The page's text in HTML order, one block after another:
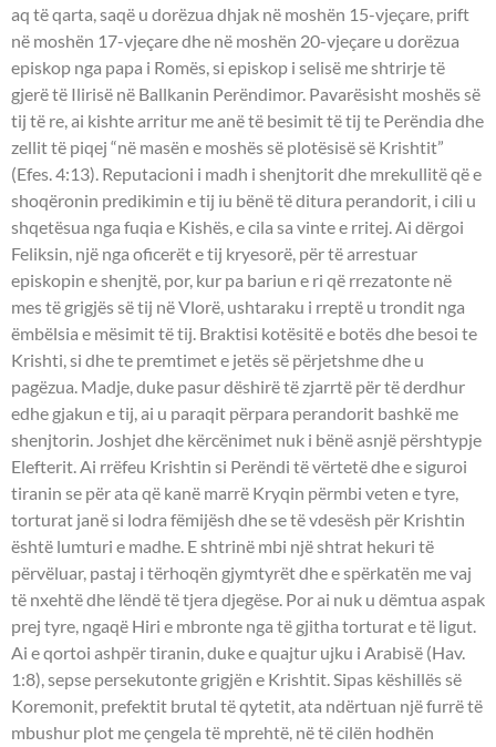
aq të qarta, saqë u dorëzua dhjak në moshën 15-vjeçare, prift
në moshën 17-vjeçare dhe në moshën 20-vjeçare u dorëzua
episkop nga papa i Romës, si episkop i selisë me shtrirje të
gjerë të Ilirisë në Ballkanin Perëndimor. Pavarësisht moshës së
tij të re, ai kishte arritur me anë të besimit të tij te Perëndia dhe
zellit të piqej “në masën e moshës së plotësisë së Krishtit”
(Efes. 4:13). Reputacioni i madh i shenjtorit dhe mrekullitë që e
shoqëronin predikimin e tij iu bënë të ditura perandorit, i cili u
shqetësua nga fuqia e Kishës, e cila sa vinte e rritej. Ai dërgoi
Feliksin, një nga oficerët e tij kryesorë, për të arrestuar
episkopin e shenjtë, por, kur pa bariun e ri që rrezatonte në
mes të grigjës së tij në Vlorë, ushtaraku i rreptë u trondit nga
ëmbëlsia e mësimit të tij. Braktisi kotësitë e botës dhe besoi te
Krishti, si dhe te premtimet e jetës së përjetshme dhe u
pagëzua. Madje, duke pasur dëshirë të zjarrtë për të derdhur
edhe gjakun e tij, ai u paraqit përpara perandorit bashkë me
shenjtorin. Joshjet dhe kërcënimet nuk i bënë asnjë përshtypje
Elefterit. Ai rrëfeu Krishtin si Perëndi të vërtetë dhe e siguroi
tiranin se për ata që kanë marrë Kryqin përmbi veten e tyre,
torturat janë si lodra fëmijësh dhe se të vdesësh për Krishtin
është lumturi e madhe. E shtrinë mbi një shtrat hekuri të
përvëluar, pastaj i tërhoqën gjymtyrët dhe e spërkatën me vaj
të nxehtë dhe lëndë të tjera djegëse. Por ai nuk u dëmtua aspak
prej tyre, ngaqë Hiri e mbronte nga të gjitha torturat e të ligut.
Ai e qortoi ashpër tiranin, duke e quajtur ujku i Arabisë (Hav.
1:8), sepse persekutonte grigjën e Krishtit. Sipas këshillës së
Koremonit, prefektit brutal të qytetit, ata ndërtuan një furrë të
mbushur plot me çengela të mprehtë, në të cilën hodhën